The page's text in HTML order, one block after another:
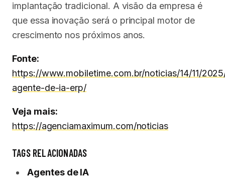
implantação tradicional. A visão da empresa é
que essa inovação será o principal motor de
crescimento nos próximos anos.
Fonte:
https://www.mobiletime.com.br/noticias/14/11/
agente-de-ia-erp/
Veja mais:
https://agenciamaximum.com/noticias
TAGS RELACIONADAS
Agentes de IA